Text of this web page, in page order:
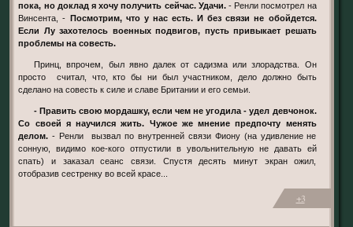
пока, но доклад я хочу получить сейчас. Удачи.- Ренли посмотрел на
Винсента, - Посмотрим, что у нас есть. И без связи не обойдется.
Если Лу захотелось военных подвигов, пусть привыкает решать
проблемы на совесть.
Принц, впрочем, был явно далек от садизма или злорадства. Он
просто считал, что, кто бы ни был участником, дело должно быть
сделано на совесть к силе и славе Британии и его семьи.
- Править свою мордашку, если чем не угодила - удел девчонок.
Со своей я научился жить. Чужое же мнение предпочту менять
делом. - Ренли вызвал по внутренней связи Фиону (на удивление не
сонную, видимо кое-кого отпустили в увольнительную не давать ей
спать) и заказал сеанс связи. Спустя десять минут экран ожил,
отобразив сестренку во всей красе...
+3